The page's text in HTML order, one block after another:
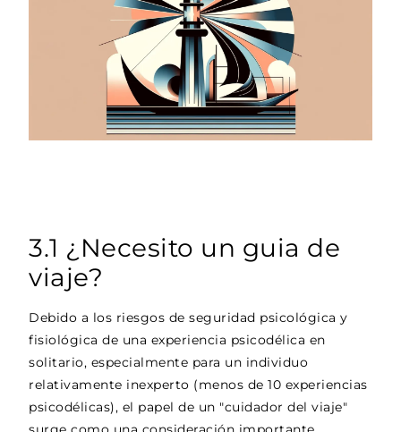
3.1 ¿Necesito un guia de
viaje?
Debido a los riesgos de seguridad psicológica y
fisiológica de una experiencia psicodélica en
solitario, especialmente para un individuo
relativamente inexperto (menos de 10 experiencias
psicodélicas), el papel de un "cuidador del viaje"